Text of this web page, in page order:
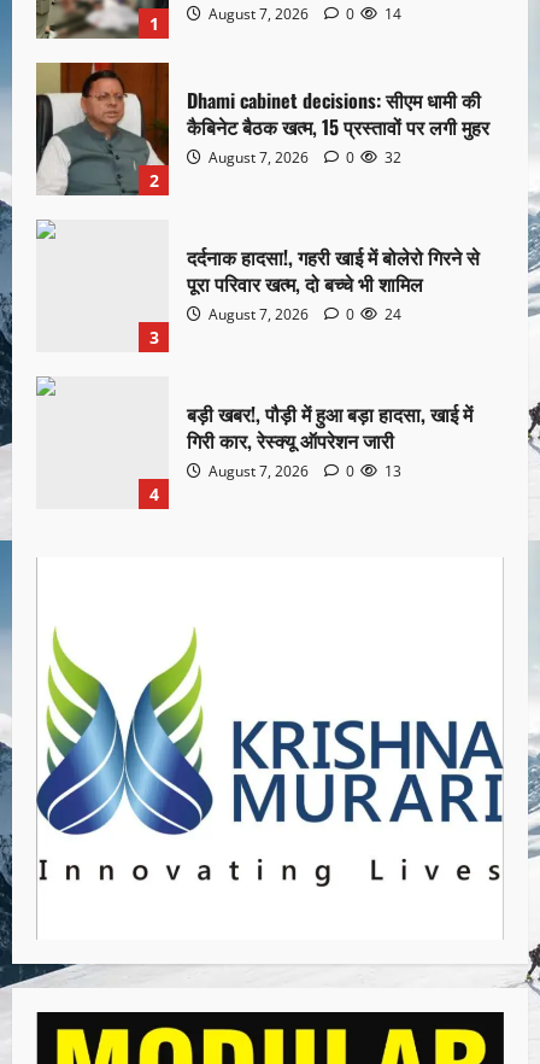
1 August 7, 2026 0 14
2
Dhami cabinet decisions: सीएम धामी की
कैबिनेट बैठक खत्म, 15 प्रस्तावों पर लगी मुहर
August 7, 2026 0 32
3
दर्दनाक हादसा!, गहरी खाई में बोलेरो गिरने से
पूरा परिवार खत्म, दो बच्चे भी शामिल
August 7, 2026 0 24
4
बड़ी खबर!, पौड़ी में हुआ बड़ा हादसा, खाई में
गिरी कार, रेस्क्यू ऑपरेशन जारी
August 7, 2026 0 13